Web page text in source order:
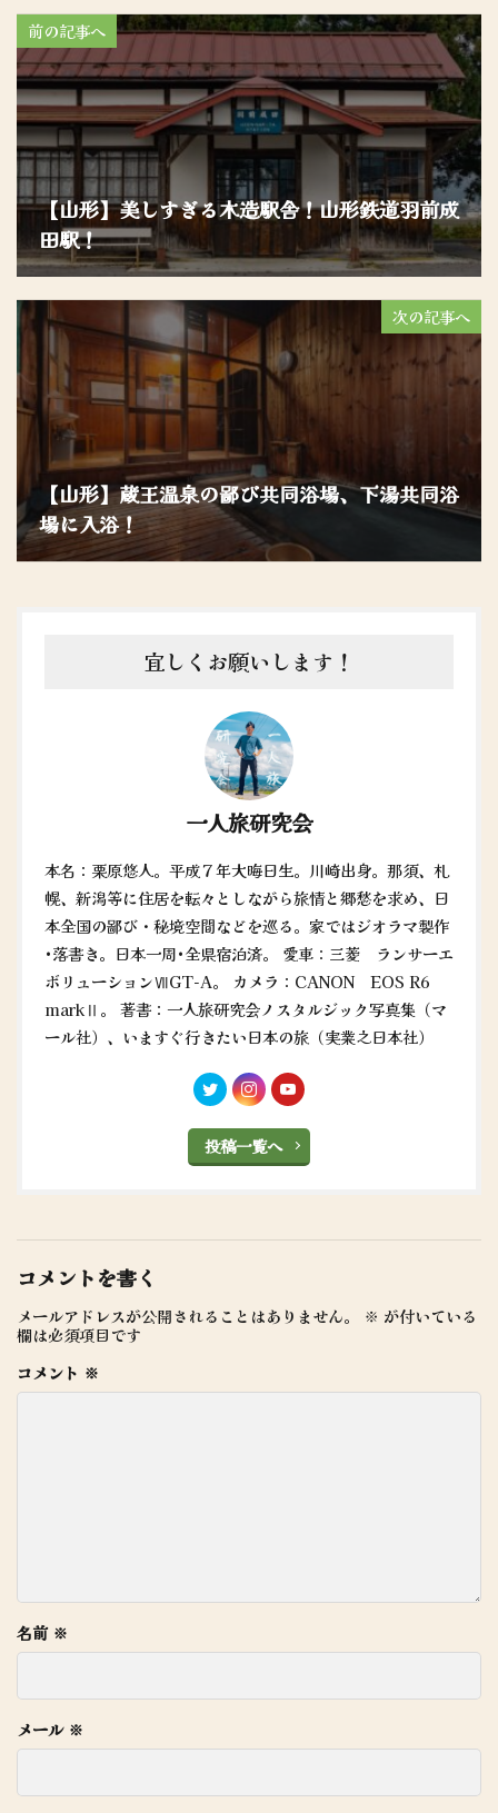
前の記事へ
【山形】美しすぎる木造駅舎！山形鉄道羽前成
田駅！
次の記事へ
【山形】蔵王温泉の鄙び共同浴場、下湯共同浴
場に入浴！
宜しくお願いします！
一人旅研究会
本名：栗原悠人。平成７年大晦日生。川崎出身。那須、札
幌、新潟等に住居を転々としながら旅情と郷愁を求め、日
本全国の鄙び・秘境空間などを巡る。家ではジオラマ製作
•落書き。日本一周•全県宿泊済。 愛車：三菱 ランサーエ
ボリューションⅦGT-A。 カメラ：CANON EOS R6
markⅡ。 著書：一人旅研究会ノスタルジック写真集（マ
ール社）、いますぐ行きたい日本の旅（実業之日本社）
投稿一覧へ
コメントを書く
メールアドレスが公開されることはありません。 ※ が付いている
欄は必須項目です
コメント ※
名前 ※
メール ※